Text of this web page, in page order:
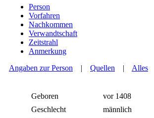
Person
Vorfahren
Nachkommen
Verwandtschaft
Zeitstrahl
Anmerkung
Angaben zur Person | Quellen | Alles
Geboren
vor 1408
Geschlecht
männlich